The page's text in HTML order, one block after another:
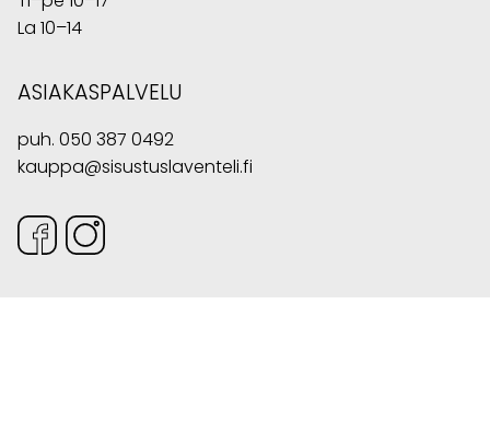
La 10–14
ASIAKASPALVELU
puh. 050 387 0492
kauppa@sisustuslaventeli.fi